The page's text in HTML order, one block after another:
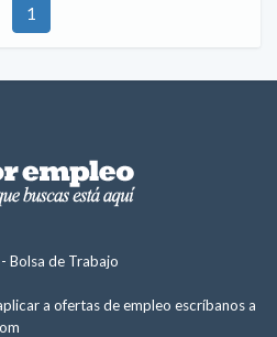
1
Bolsa de Trabajo
a ofertas de empleo escríbanos a